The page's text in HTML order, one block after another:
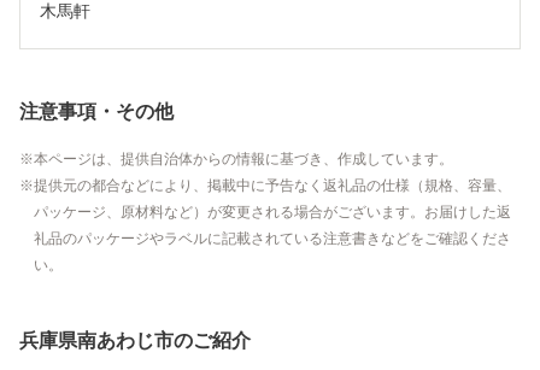
木馬軒
注意事項・その他
本ページは、提供自治体からの情報に基づき、作成しています。
提供元の都合などにより、掲載中に予告なく返礼品の仕様（規格、容量、
パッケージ、原材料など）が変更される場合がございます。お届けした返
礼品のパッケージやラベルに記載されている注意書きなどをご確認くださ
い。
兵庫県南あわじ市のご紹介